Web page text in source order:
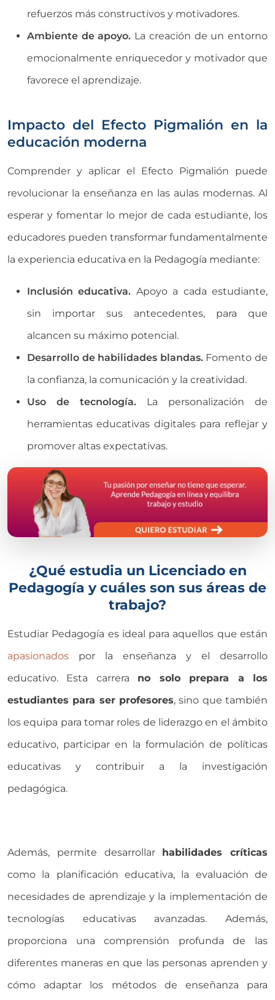
refuerzos más constructivos y motivadores.
Ambiente de apoyo. La creación de un entorno
emocionalmente enriquecedor y motivador que
favorece el aprendizaje.
Impacto del Efecto Pigmalión en la
educación moderna
Comprender y aplicar el Efecto Pigmalión puede
revolucionar la enseñanza en las aulas modernas. Al
esperar y fomentar lo mejor de cada estudiante, los
educadores pueden transformar fundamentalmente
la experiencia educativa en la Pedagogía mediante:
Inclusión educativa. Apoyo a cada estudiante,
sin importar sus antecedentes, para que
alcancen su máximo potencial.
Desarrollo de habilidades blandas.Fomento de
la confianza, la comunicación y la creatividad.
Uso de tecnología. La personalización de
herramientas educativas digitales para reflejar y
promover altas expectativas.
¿Qué estudia un Licenciado en
Pedagogía y cuáles son sus áreas de
trabajo?
Estudiar Pedagogía es ideal para aquellos que están
apasionados por la enseñanza y el desarrollo
educativo. Esta carrera no solo prepara a los
estudiantes para ser profesores, sino que también
los equipa para tomar roles de liderazgo en el ámbito
educativo, participar en la formulación de políticas
educativas y contribuir a la investigación
pedagógica.
Además, permite desarrollar habilidades críticas
como la planificación educativa, la evaluación de
necesidades de aprendizaje y la implementación de
tecnologías educativas avanzadas. Además,
proporciona una comprensión profunda de las
diferentes maneras en que las personas aprenden y
cómo adaptar los métodos de enseñanza para